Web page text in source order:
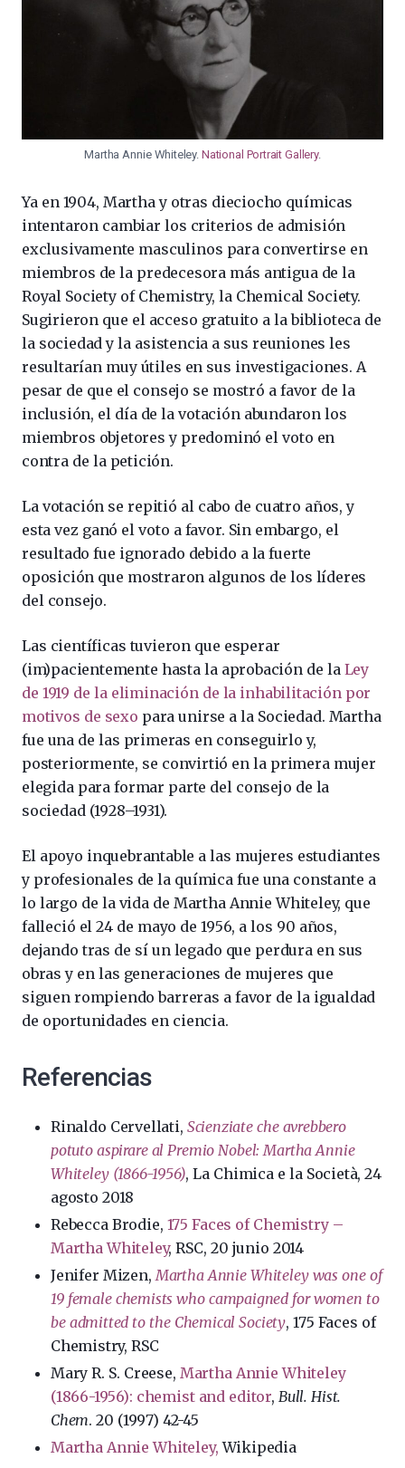
Martha Annie Whiteley. National Portrait Gallery.
Ya en 1904, Martha y otras dieciocho químicas
intentaron cambiar los criterios de admisión
exclusivamente masculinos para convertirse en
miembros de la predecesora más antigua de la
Royal Society of Chemistry, la Chemical Society.
Sugirieron que el acceso gratuito a la biblioteca de
la sociedad y la asistencia a sus reuniones les
resultarían muy útiles en sus investigaciones. A
pesar de que el consejo se mostró a favor de la
inclusión, el día de la votación abundaron los
miembros objetores y predominó el voto en
contra de la petición.
La votación se repitió al cabo de cuatro años, y
esta vez ganó el voto a favor. Sin embargo, el
resultado fue ignorado debido a la fuerte
oposición que mostraron algunos de los líderes
del consejo.
Las científicas tuvieron que esperar
(im)pacientemente hasta la aprobación de la Ley
de 1919 de la eliminación de la inhabilitación por
motivos de sexo para unirse a la Sociedad. Martha
fue una de las primeras en conseguirlo y,
posteriormente, se convirtió en la primera mujer
elegida para formar parte del consejo de la
sociedad (1928–1931).
El apoyo inquebrantable a las mujeres estudiantes
y profesionales de la química fue una constante a
lo largo de la vida de Martha Annie Whiteley, que
falleció el 24 de mayo de 1956, a los 90 años,
dejando tras de sí un legado que perdura en sus
obras y en las generaciones de mujeres que
siguen rompiendo barreras a favor de la igualdad
de oportunidades en ciencia.
Referencias
Rinaldo Cervellati, Scienziate che avrebbero
potuto aspirare al Premio Nobel: Martha Annie
Whiteley (1866-1956), La Chimica e la Società, 24
agosto 2018
Rebecca Brodie, 175 Faces of Chemistry –
Martha Whiteley, RSC, 20 junio 2014
Jenifer Mizen,Martha Annie Whiteley was one of
19 female chemists who campaigned for women to
be admitted to the Chemical Society, 175 Faces of
Chemistry, RSC
Mary R. S. Creese, Martha Annie Whiteley
(1866-1956): chemist and editor,Bull. Hist.
Chem. 20 (1997) 42-45
Martha Annie Whiteley, Wikipedia